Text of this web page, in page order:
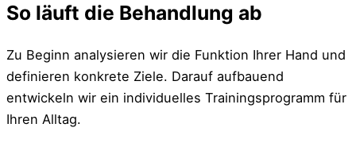
So läuft die Behandlung ab
Zu Beginn analysieren wir die Funktion Ihrer Hand und
definieren konkrete Ziele. Darauf aufbauend
entwickeln wir ein individuelles Trainingsprogramm für
Ihren Alltag.